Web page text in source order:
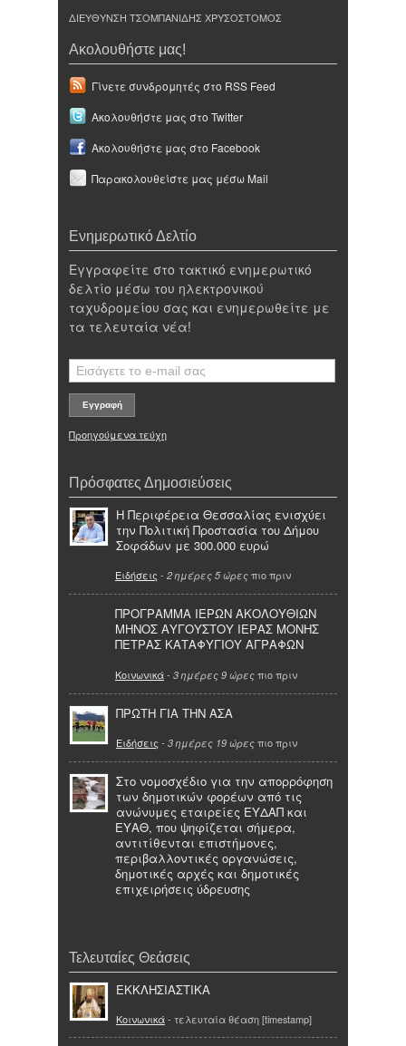
ΔΙΕΥΘΥΝΣΗ ΤΣΟΜΠΑΝΙΔΗΣ ΧΡΥΣΟΣΤΟΜΟΣ
Ακολουθήστε μας!
Γίνετε συνδρομητές στο RSS Feed
Ακολουθήστε μας στο Twitter
Ακολουθήστε μας στο Facebook
Παρακολουθείστε μας μέσω Mail
Ενημερωτικό Δελτίο
Εγγραφείτε στο τακτικό ενημερωτικό
δελτίο μέσω του ηλεκτρονικού
ταχυδρομείου σας και ενημερωθείτε με
τα τελευταία νέα!
Προηγούμενα τεύχη
Πρόσφατες Δημοσιεύσεις
Η Περιφέρεια Θεσσαλίας ενισχύει
την Πολιτική Προστασία του Δήμου
Σοφάδων με 300.000 ευρώ
Ειδήσεις - 2 ημέρες 5 ώρες πιο πριν
ΠΡΟΓΡΑΜΜΑ ΙΕΡΩΝ ΑΚΟΛΟΥΘΙΩΝ
ΜΗΝΟΣ ΑΥΓΟΥΣΤΟΥ ΙΕΡΑΣ ΜΟΝΗΣ
ΠΕΤΡΑΣ ΚΑΤΑΦΥΓΙΟΥ ΑΓΡΑΦΩΝ
Κοινωνικά- 3 ημέρες 9 ώρες πιο πριν
ΠΡΩΤΗ ΓΙΑ ΤΗΝ ΑΣΑ
Ειδήσεις - 3 ημέρες 19 ώρες πιο πριν
Στο νομοσχέδιο για την απορρόφηση
των δημοτικών φορέων από τις
ανώνυμες εταιρείες ΕΥΔΑΠ και
ΕΥΑΘ, που ψηφίζεται σήμερα,
αντιτίθενται επιστήμονες,
περιβαλλοντικές οργανώσεις,
δημοτικές αρχές και δημοτικές
επιχειρήσεις ύδρευσης
Τελευταίες Θεάσεις
ΕΚΚΛΗΣΙΑΣΤΙΚΑ
Κοινωνικά- τελευταία θέαση [timestamp]